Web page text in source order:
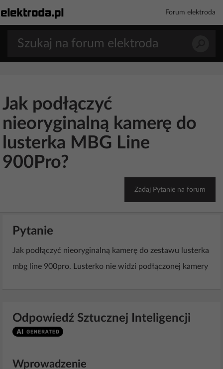
Forum elektroda
Jak podłączyć
nieoryginalną kamerę do
lusterka MBG Line
900Pro?
Zadaj Pytanie na forum
Pytanie
Jak podłączyć nieoryginalną kamerę do zestawu lusterka
mbg line 900pro. Lusterko nie widzi podłączonej kamery
Odpowiedź Sztucznej Inteligencji
Wprowadzenie